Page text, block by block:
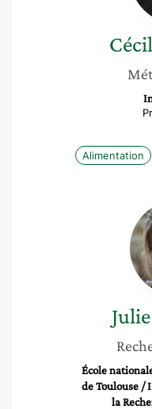
Alimentation
Julie
École
de Toulouse /
la